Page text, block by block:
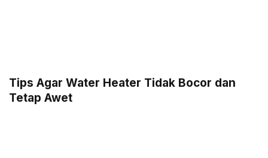
Tips Agar Water Heater Tidak Bocor dan
Tetap Awet